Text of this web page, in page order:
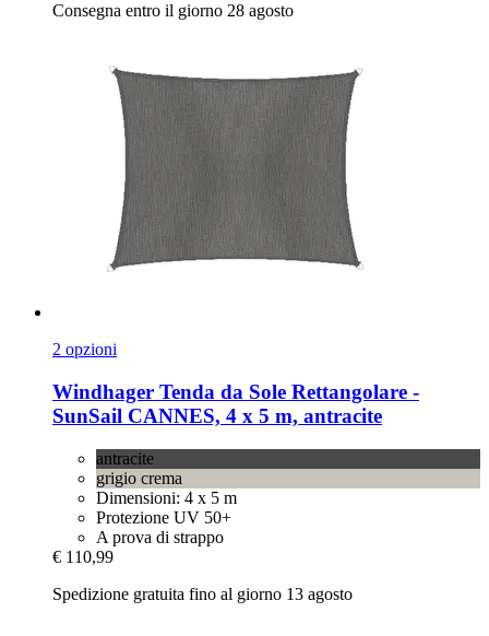
Consegna entro il giorno 28 agosto
2 opzioni
Windhager Tenda da Sole Rettangolare -​
SunSail CANNES, 4 x 5 m, antracite
antracite
grigio crema
Dimensioni: 4 x 5 m
Protezione UV 50+
A prova di strappo
€ 110,99
Spedizione gratuita fino al giorno 13 agosto